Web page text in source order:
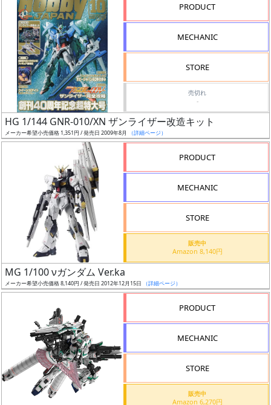
況
売
抽
選
活
PRODUCT
MECHANIC
STORE
売切れ
-
HG 1/144 GNR-010/XN ザンライザー改造キット
メーカー希望小売価格 1,351円 / 発売日 2009年8月 （詳細ページ）
PRODUCT
MECHANIC
STORE
販売中
Amazon 8,140円
MG 1/100 νガンダム Ver.ka
メーカー希望小売価格 8,140円 / 発売日 2012年12月15日 （詳細ページ）
PRODUCT
MECHANIC
STORE
販売中
Amazon 6,270円